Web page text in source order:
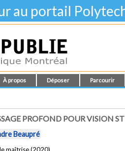
au portail
À propos Déposer Parcourir
PROFOND POUR VISION
Beaupré
maîtrise (2020)